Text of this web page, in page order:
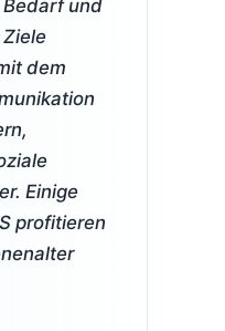
und
dem
Einige
profitieren